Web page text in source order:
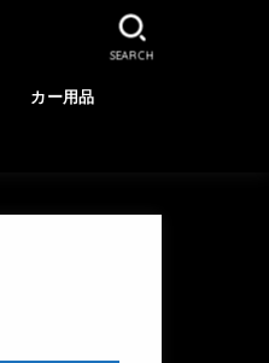
カー用品
SEARCH